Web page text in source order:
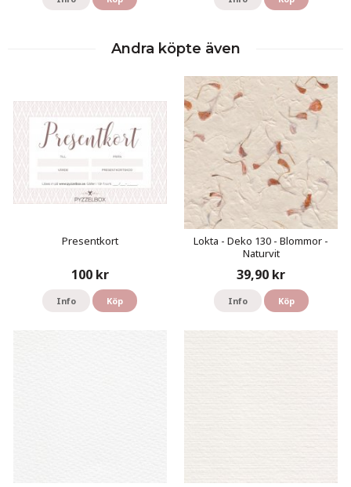
Andra köpte även
Presentkort
100 kr
Info Köp
Lokta - Deko 130 - Blommor -
Naturvit
39,90 kr
Info Köp